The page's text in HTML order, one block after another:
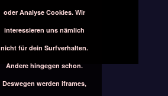
oder Analyse Cookies. Wir
interessieren uns nämlich
nicht für dein Surfverhalten.
Andere hingegen schon.
Deswegen werden iframes,